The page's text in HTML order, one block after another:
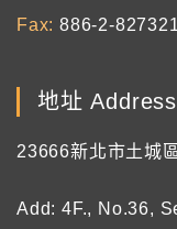
Fax 886-2-
地址 Address
23666新北市土城
Add: 4F., No.36,